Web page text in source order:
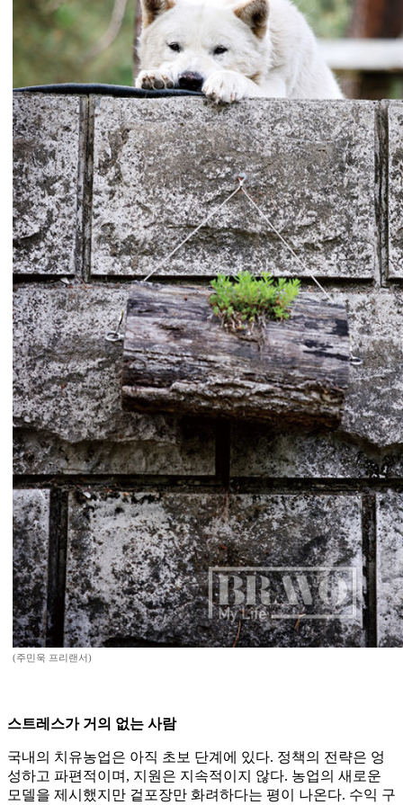
(주민욱 프리랜서)
스트레스가 거의 없는 사람
국내의 치유농업은 아직 초보 단계에 있다. 정책의 전략은 엉
성하고 파편적이며, 지원은 지속적이지 않다. 농업의 새로운
모델을 제시했지만 겉포장만 화려하다는 평이 나온다. 수익 구